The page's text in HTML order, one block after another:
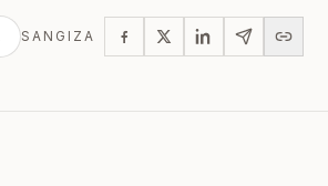
SANGIZA